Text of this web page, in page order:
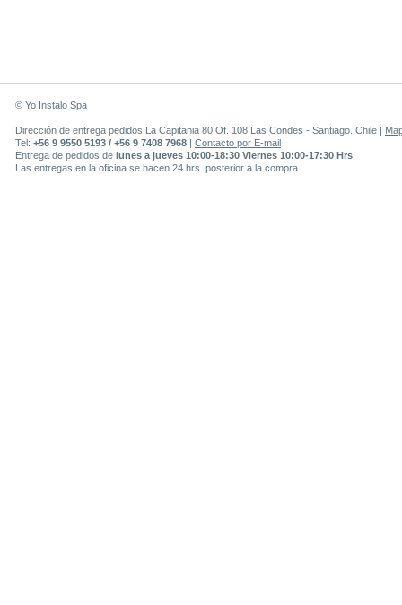
© Yo Instalo Spa
Dirección de entrega pedidos La Capitania 80 Of. 108 Las Condes - Santiago. Chile |
Tel: +56 9 9550 5193 / +56 9 7408 7968
Contacto por E-mail
Entrega de pedidos de lunes a jueves 10:00-18:30 Viernes 10:00-17:30 Hrs
Las entregas en la oficina se hacen 24 hrs. posterior a la compra